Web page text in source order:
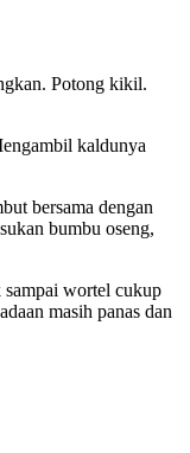
Potong kikil.
kaldunya
bersama dengan
bumbu oseng,
sampai wortel cukup
masih panas dan